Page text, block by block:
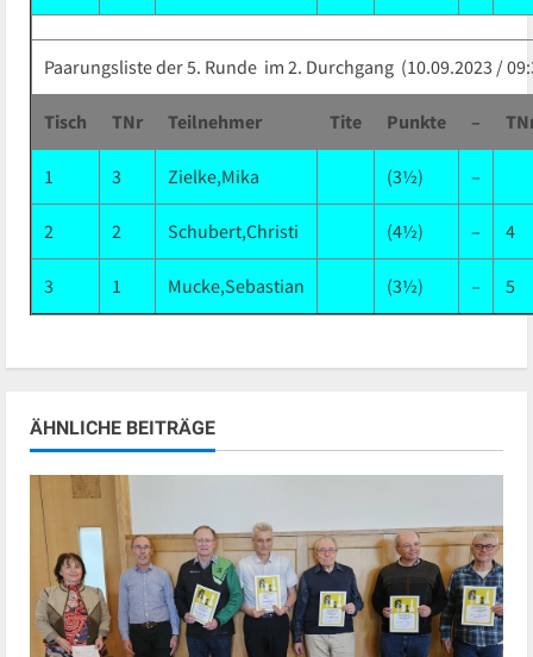
Paarungsliste der 5. Runde im 2. Durchgang (10.09.2023 /
Tisch TNr Teilnehmer Tite Punkte –
1 3 Zielke,Mika (3½) –
2 2 Schubert,Christi (4½) – 4
3 1 Mucke,Sebastian (3½) – 5
ÄHNLICHE BEITRÄGE